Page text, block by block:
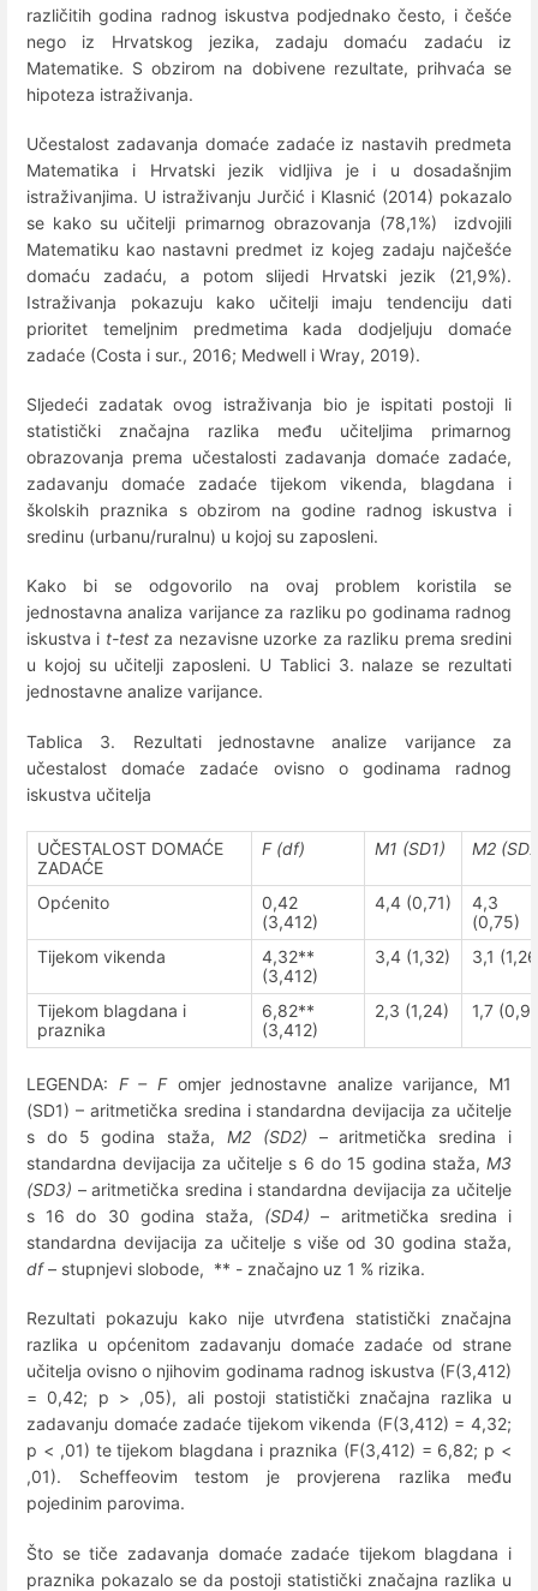
različitih godina radnog iskustva podjednako često, i češće
nego iz Hrvatskog jezika, zadaju domaću zadaću iz
Matematike. S obzirom na dobivene rezultate, prihvaća se
hipoteza istraživanja.
Učestalost zadavanja domaće zadaće iz nastavih predmeta
Matematika i Hrvatski jezik vidljiva je i u dosadašnjim
istraživanjima. U istraživanju Jurčić i Klasnić (2014) pokazalo
se kako su učitelji primarnog obrazovanja (78,1%) izdvojili
Matematiku kao nastavni predmet iz kojeg zadaju najčešće
domaću zadaću, a potom slijedi Hrvatski jezik (21,9%).
Istraživanja pokazuju kako učitelji imaju tendenciju dati
prioritet temeljnim predmetima kada dodjeljuju domaće
zadaće (Costa i sur., 2016; Medwell i Wray, 2019).
Sljedeći zadatak ovog istraživanja bio je ispitati postoji li
statistički značajna razlika među učiteljima primarnog
obrazovanja prema učestalosti zadavanja domaće zadaće,
zadavanju domaće zadaće tijekom vikenda, blagdana i
školskih praznika s obzirom na godine radnog iskustva i
sredinu (urbanu/ruralnu) u kojoj su zaposleni.
Kako bi se odgovorilo na ovaj problem koristila se
jednostavna analiza varijance za razliku po godinama radnog
iskustva i t-testza nezavisne uzorke za razliku prema sredini
u kojoj su učitelji zaposleni. U Tablici 3. nalaze se rezultati
jednostavne analize varijance.
Tablica 3. Rezultati jednostavne analize varijance za
učestalost domaće zadaće ovisno o godinama radnog
iskustva učitelja
UČESTALOST DOMAĆE
ZADAĆE
F (df) M1 (SD1) M2
Općenito
0,42
(3,412)
4,4 (0,71)
4,3
(0,75)
Tijekom vikenda
4,32**
(3,412)
3,4 (1,32) 3,1
Tijekom blagdana i
praznika
6,82**
(3,412)
2,3 (1,24) 1,7
LEGENDA: F – Fomjer jednostavne analize varijance, M1
(SD1) – aritmetička sredina i standardna devijacija za učitelje
s do 5 godina staža, M2 (SD2) – aritmetička sredina i
standardna devijacija za učitelje s 6 do 15 godina staža, M3
(SD3) – aritmetička sredina i standardna devijacija za učitelje
s 16 do 30 godina staža, (SD4) – aritmetička sredina i
standardna devijacija za učitelje s više od 30 godina staža,
df– stupnjevi slobode, ** - značajno uz 1 % rizika.
Rezultati pokazuju kako nije utvrđena statistički značajna
razlika u općenitom zadavanju domaće zadaće od strane
učitelja ovisno o njihovim godinama radnog iskustva (F(3,412)
= 0,42; p > ,05), ali postoji statistički značajna razlika u
zadavanju domaće zadaće tijekom vikenda (F(3,412) = 4,32;
p < ,01) te tijekom blagdana i praznika (F(3,412) = 6,82; p <
,01). Scheffeovim testom je provjerena razlika među
pojedinim parovima.
Što se tiče zadavanja domaće zadaće tijekom blagdana i
praznika pokazalo se da postoji statistički značajna razlika u